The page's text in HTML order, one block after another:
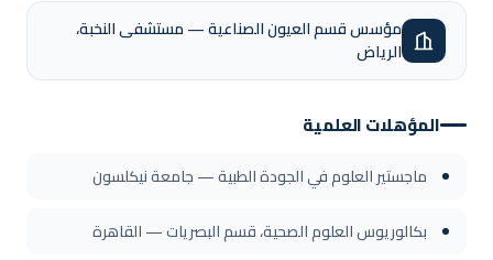
مؤسس قسم العيون الصناعية — مستشفى النخبة،
الرياض
المؤهلات العلمية
ماجستير العلوم في الجودة الطبية — جامعة نيكلسون
بكالوريوس العلوم الصحية، قسم البصريات — القاهرة